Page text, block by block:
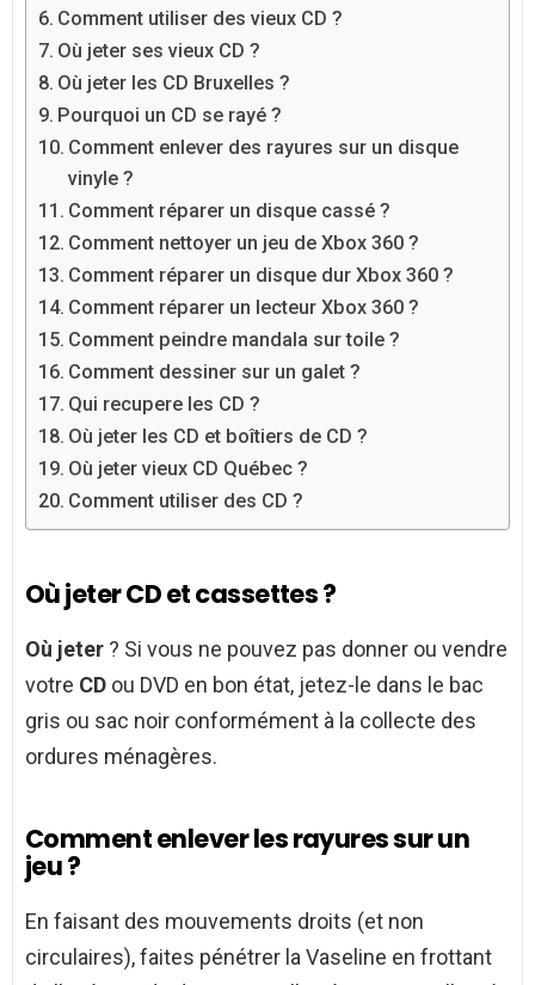
Comment utiliser des vieux CD ?
Où jeter ses vieux CD ?
Où jeter les CD Bruxelles ?
Pourquoi un CD se rayé ?
Comment enlever des rayures sur un disque
vinyle ?
Comment réparer un disque cassé ?
Comment nettoyer un jeu de Xbox 360 ?
Comment réparer un disque dur Xbox 360 ?
Comment réparer un lecteur Xbox 360 ?
Comment peindre mandala sur toile ?
Comment dessiner sur un galet ?
Qui recupere les CD ?
Où jeter les CD et boîtiers de CD ?
Où jeter vieux CD Québec ?
Comment utiliser des CD ?
Où jeter CD et cassettes ?
Où jeter ? Si vous ne pouvez pas donner ou vendre
votre CD ou DVD en bon état, jetez-le dans le bac
gris ou sac noir conformément à la collecte des
ordures ménagères.
Comment enlever les rayures sur un
jeu ?
En faisant des mouvements droits (et non
circulaires), faites pénétrer la Vaseline en frottant